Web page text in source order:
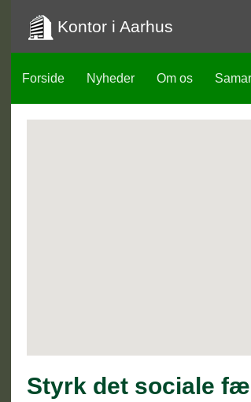
Kontor i Aarhus
Forside Nyheder Om os
Styrk det sociale